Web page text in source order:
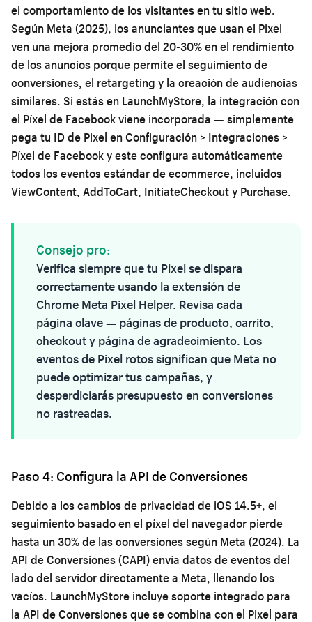
el comportamiento de los visitantes en tu sitio web.
Según Meta (2025), los anunciantes que usan el Pixel
ven una mejora promedio del 20-30% en el rendimiento
de los anuncios porque permite el seguimiento de
conversiones, el retargeting y la creación de audiencias
similares. Si estás en LaunchMyStore, la integración con
el Píxel de Facebook viene incorporada — simplemente
pega tu ID de Pixel en Configuración > Integraciones >
Píxel de Facebook y este configura automáticamente
todos los eventos estándar de ecommerce, incluidos
ViewContent, AddToCart, InitiateCheckout y Purchase.
Consejo pro:
Verifica siempre que tu Pixel se dispara
correctamente usando la extensión de
Chrome Meta Pixel Helper. Revisa cada
página clave — páginas de producto, carrito,
checkout y página de agradecimiento. Los
eventos de Pixel rotos significan que Meta no
puede optimizar tus campañas, y
desperdiciarás presupuesto en conversiones
no rastreadas.
Paso 4: Configura la API de Conversiones
Debido a los cambios de privacidad de iOS 14.5+, el
seguimiento basado en el píxel del navegador pierde
hasta un 30% de las conversiones según Meta (2024). La
API de Conversiones (CAPI) envía datos de eventos del
lado del servidor directamente a Meta, llenando los
vacíos. LaunchMyStore incluye soporte integrado para
la API de Conversiones que se combina con el Pixel para